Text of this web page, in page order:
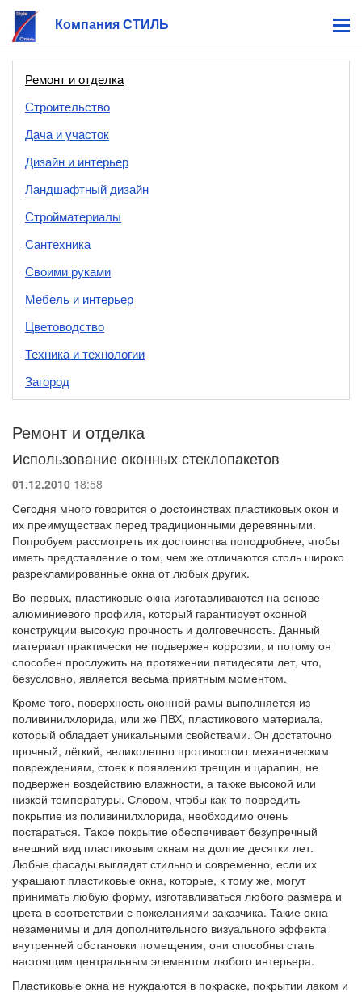
Компания СТИЛЬ
Ремонт и отделка
Строительство
Дача и участок
Дизайн и интерьер
Ландшафтный дизайн
Стройматериалы
Сантехника
Своими руками
Мебель и интерьер
Цветоводство
Техника и технологии
Загород
Ремонт и отделка
Использование оконных стеклопакетов
01.12.2010 18:58
Сегодня много говорится о достоинствах пластиковых окон и
их преимуществах перед традиционными деревянными.
Попробуем рассмотреть их достоинства поподробнее, чтобы
иметь представление о том, чем же отличаются столь широко
разрекламированные окна от любых других.
Во-первых, пластиковые окна изготавливаются на основе
алюминиевого профиля, который гарантирует оконной
конструкции высокую прочность и долговечность. Данный
материал практически не подвержен коррозии, и потому он
способен прослужить на протяжении пятидесяти лет, что,
безусловно, является весьма приятным моментом.
Кроме того, поверхность оконной рамы выполняется из
поливинилхлорида, или же ПВХ, пластикового материала,
который обладает уникальными свойствами. Он достаточно
прочный, лёгкий, великолепно противостоит механическим
повреждениям, стоек к появлению трещин и царапин, не
подвержен воздействию влажности, а также высокой или
низкой температуры. Словом, чтобы как-то повредить
покрытие из поливинилхлорида, необходимо очень
постараться. Такое покрытие обеспечивает безупречный
внешний вид пластиковым окнам на долгие десятки лет.
Любые фасады выглядят стильно и современно, если их
украшают пластиковые окна, которые, к тому же, могут
принимать любую форму, изготавливаться любого размера и
цвета в соответствии с пожеланиями заказчика. Такие окна
незаменимы и для дополнительного визуального эффекта
внутренней обстановки помещения, они способны стать
настоящим центральным элементом любого интерьера.
Пластиковые окна не нуждаются в покраске, покрытии лаком и